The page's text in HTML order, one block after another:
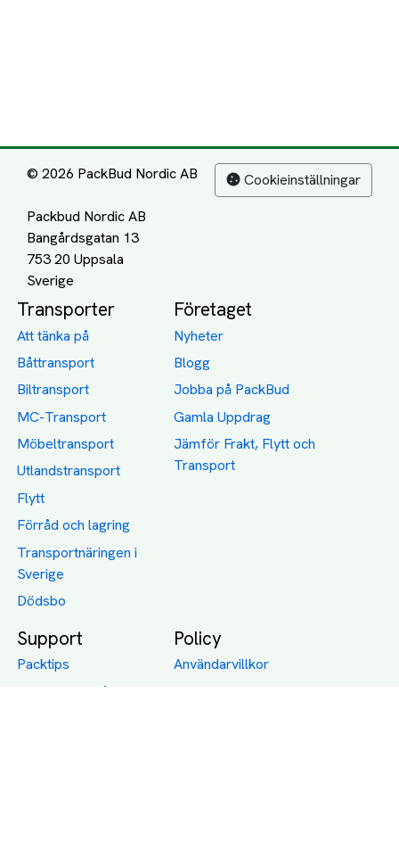
© 2026 PackBud Nordic AB
Packbud Nordic AB
Bangårdsgatan 13
753 20 Uppsala
Cookieinställningar
Transporter
Att tänka på
Båttransport
Biltransport
MC-Transport
Möbeltransport
Utlandstransport
Flytt
Förråd och lagring
Transportnäringen i
Sverige
Dödsbo
Företaget
Nyheter
Blogg
Jobba på PackBud
Gamla Uppdrag
Jämför Frakt, Flytt och
Transport
Support
Packtips
Jämför pris på rätt
Policy
Användarvillkor